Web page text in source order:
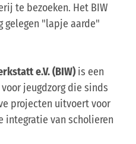
te bezoeken. Het BIW
gelegen "lapje aarde"
e.V. (BIW) is een
jeugdzorg die sinds
projecten uitvoert voor
integratie van scholieren